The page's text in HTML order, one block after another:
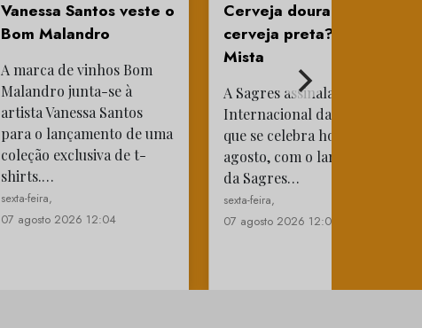
Vanessa Santos veste o
Bom Malandro
A marca de vinhos Bom
Malandro junta-se à
artista Vanessa Santos
para o lançamento de uma
coleção exclusiva de t-
shirts.…
sexta-feira,
07 agosto 2026 12:04
Cerveja dourada e
cerveja preta? Sagres
Mista
A Sagres assinala o Dia
Internacional da Cerveja,
que se celebra hoje, 7 de
agosto, com o lançamento
da Sagres…
sexta-feira,
07 agosto 2026 12:02